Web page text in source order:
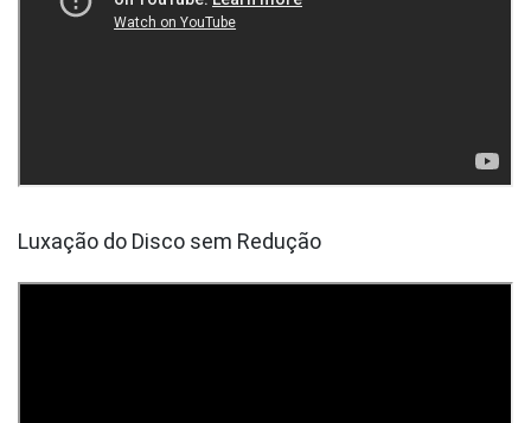
Luxação do Disco sem Redução